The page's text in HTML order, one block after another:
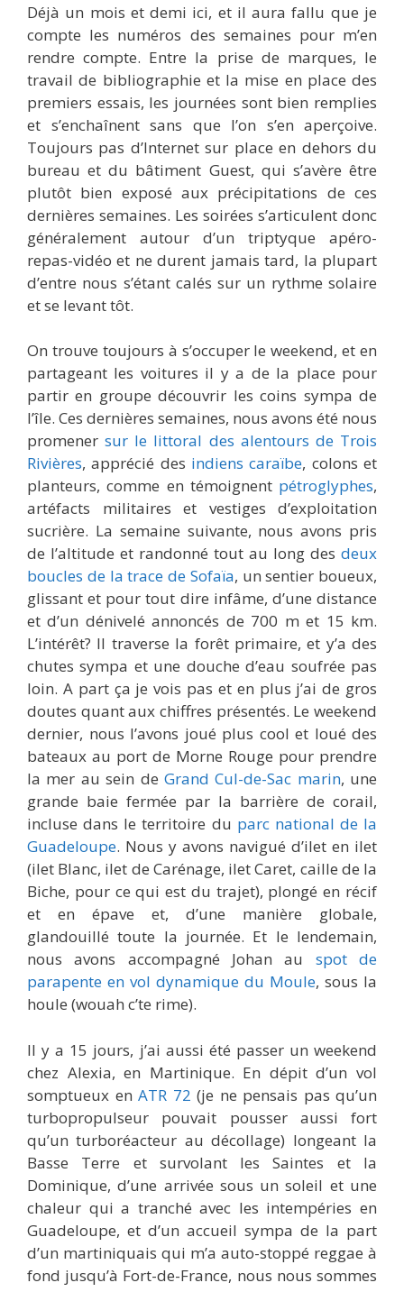
Déjà un mois et demi ici, et il aura fallu que je
compte les numéros des semaines pour m’en
rendre compte. Entre la prise de marques, le
travail de bibliographie et la mise en place des
premiers essais, les journées sont bien remplies
et s’enchaînent sans que l’on s’en aperçoive.
Toujours pas d’Internet sur place en dehors du
bureau et du bâtiment Guest, qui s’avère être
plutôt bien exposé aux précipitations de ces
dernières semaines. Les soirées s’articulent donc
généralement autour d’un triptyque apéro-
repas-vidéo et ne durent jamais tard, la plupart
d’entre nous s’étant calés sur un rythme solaire
et se levant tôt.
On trouve toujours à s’occuper le weekend, et en
partageant les voitures il y a de la place pour
partir en groupe découvrir les coins sympa de
l’île. Ces dernières semaines, nous avons été nous
promenersur le littoral des alentours de Trois
Rivières, apprécié des indiens caraïbe, colons et
planteurs, comme en témoignent pétroglyphes,
artéfacts militaires et vestiges d’exploitation
sucrière. La semaine suivante, nous avons pris
de l’altitude et randonné tout au long des deux
boucles de la trace de Sofaïa, un sentier boueux,
glissant et pour tout dire infâme, d’une distance
et d’un dénivelé annoncés de 700 m et 15 km.
L’intérêt? Il traverse la forêt primaire, et y’a des
chutes sympa et une douche d’eau soufrée pas
loin. A part ça je vois pas et en plus j’ai de gros
doutes quant aux chiffres présentés. Le weekend
dernier, nous l’avons joué plus cool et loué des
bateaux au port de Morne Rouge pour prendre
la mer au sein de Grand Cul-de-Sac marin, une
grande baie fermée par la barrière de corail,
incluse dans le territoire du parc national de la
Guadeloupe. Nous y avons navigué d’ilet en ilet
(ilet Blanc, ilet de Carénage, ilet Caret, caille de la
Biche, pour ce qui est du trajet), plongé en récif
et en épave et, d’une manière globale,
glandouillé toute la journée. Et le lendemain,
nous avons accompagné Johan au spot de
parapente en vol dynamique du Moule, sous la
houle (wouah c’te rime).
Il y a 15 jours, j’ai aussi été passer un weekend
chez Alexia, en Martinique. En dépit d’un vol
somptueux en ATR 72 (je ne pensais pas qu’un
turbopropulseur pouvait pousser aussi fort
qu’un turboréacteur au décollage) longeant la
Basse Terre et survolant les Saintes et la
Dominique, d’une arrivée sous un soleil et une
chaleur qui a tranché avec les intempéries en
Guadeloupe, et d’un accueil sympa de la part
d’un martiniquais qui m’a auto-stoppé reggae à
fond jusqu’à Fort-de-France, nous nous sommes